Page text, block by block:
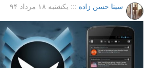
سینا حسن زاده ::: یکشنبه ۱۸ مرداد ۹۴